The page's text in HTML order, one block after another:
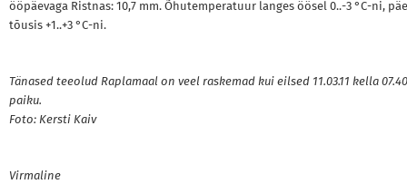
ööpäevaga Ristnas: 10,7 mm. Õhutemperatuur langes öösel 0..-3 °C-ni,
tõusis +1..+3 °C-ni.
Tänased teeolud Raplamaal on veel raskemad kui eilsed 11.03.11 kella 07.40
paiku.
Foto: Kersti Kaiv
Virmaline